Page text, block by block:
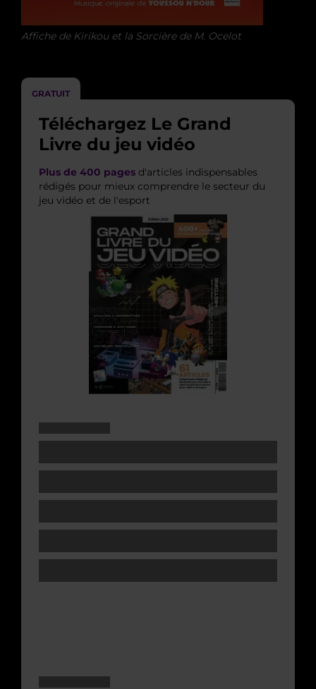
Affiche de Kirikou et la Sorcière de M. Ocelot
GRATUIT
Téléchargez Le Grand
Livre du jeu vidéo
Plus de 400 pages d'articles indispensables
rédigés pour mieux comprendre le secteur du
jeu vidéo et de l'esport